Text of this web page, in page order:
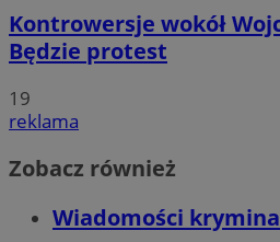
Kontrowersje wokół
Będzie protest
19
reklama
Zobacz również
Wiadomości